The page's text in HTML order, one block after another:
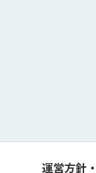
運営方針